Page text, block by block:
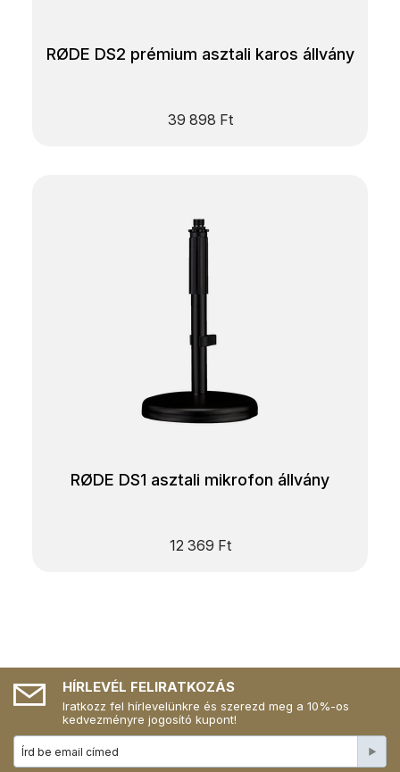
RØDE DS2 prémium asztali karos állvány
39 898 Ft
RØDE DS1 asztali mikrofon állvány
12 369 Ft
HÍRLEVÉL FELIRATKOZÁS
Iratkozz fel hírlevelünkre és szerezd meg a 10%-os
kedvezményre jogosító kupont!